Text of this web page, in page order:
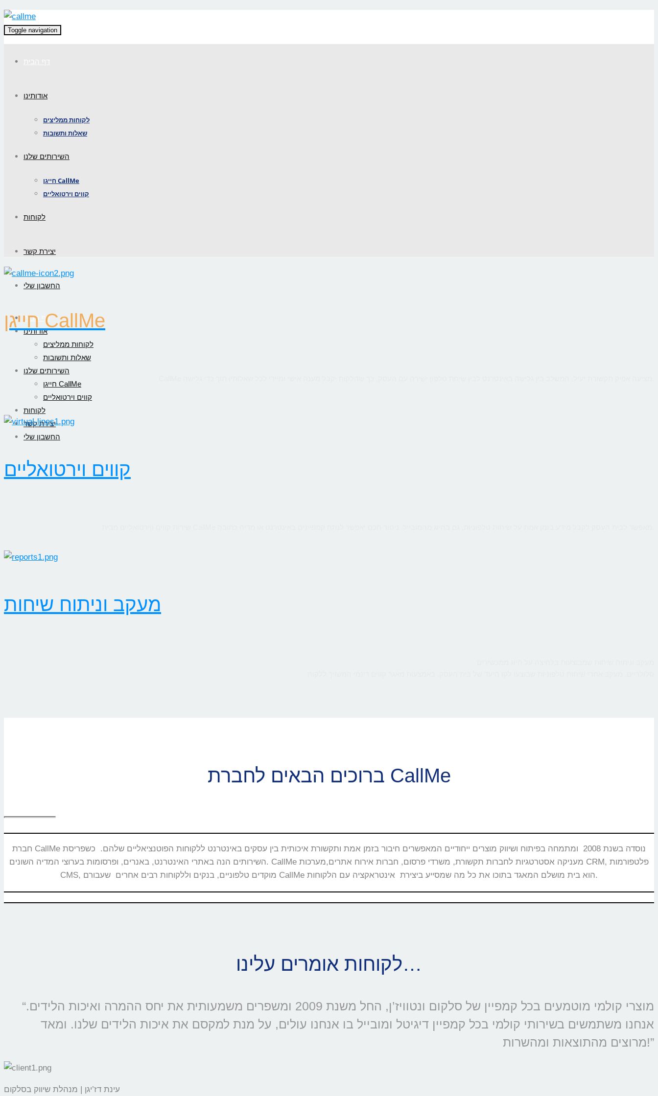
Toggle navigation
אודותינו
לקוחות ממליצים
שאלות ותשובות
השירותים שלנו
חייגן CallMe
קווים וירטואליים
לקוחות
יצירת קשר
החשבון שלי
דף הבית
אודותינו
לקוחות ממליצים
שאלות ותשובות
השירותים שלנו
חייגן CallMe
קווים וירטואליים
לקוחות
יצירת קשר
החשבון שלי
חייגן CallMe
קווים וירטואליים
מעקב וניתוח שיחות
ברוכים הבאים לחברת CallMe
חברת CallMe נוסדה בשנת 2008 ומתמחה בפיתוח ושיווק מוצרים ייחודיים המאפשרים חיבור בזמן אמת ותקשורת איכותית בין עסקים באינטרנט ללקוחות הפוטנציאליים שלהם. כשפריסת
השירותים הנה באתרי האינטרנט, באנרים, ופרסומות בערוצי המדיה השונים. CallMe מעניקה אסטרטגיות לחברות תקשורת, משרדי פרסום, חברות אירוח אתרים,מערכות CRM, פלטפורמות
CMS, מוקדים טלפוניים, בנקים וללקוחות רבים אחרים שעבורם CallMe הוא בית מושלם המאגד בתוכו את כל מה שמסייע ביצירת אינטראקציה עם הלקוחות.
לקוחות אומרים עלינו…
“מוצרי קולמי מוטמעים בכל קמפיין של סלקום ונטוויז’ן, החל משנת 2009 ומשפרים משמעותית את יחס ההמרה ואיכות הלידים.
אנחנו משתמשים בשירותי קולמי בכל קמפיין דיגיטל ומובייל בו אנחנו עולים, על מנת למקסם את איכות הלידים שלנו. ומאד
מרוצים מהתוצאות ומהשרות!”
עינת דז’יגן | מנהלת שיווק בסלקום